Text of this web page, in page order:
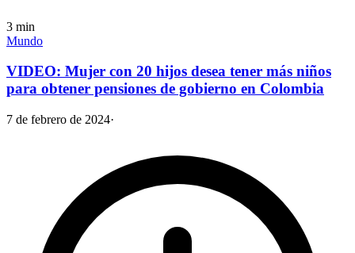
3 min
Mundo
VIDEO: Mujer con 20 hijos desea tener más niños
para obtener pensiones de gobierno en Colombia
7 de febrero de 2024·